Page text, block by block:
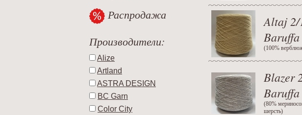
Распродажа
Производители:
Alize
Artland
ASTRA DESIGN
BC Garn
Color City
Altaj 2/
Baruffa
(100%
Blazer
Baruffa
(80%
шерсть)